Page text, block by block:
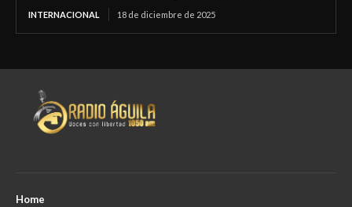
INTERNACIONAL 18 de diciembre de 2025
Home